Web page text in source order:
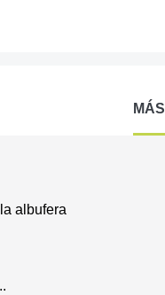
MÁS
albufera